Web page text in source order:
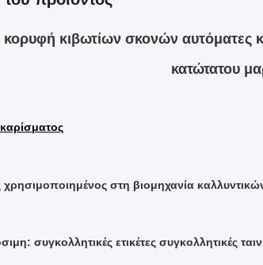
κορυφή κιβωτίων σκονών
κατώτατου
στη βιομηχανία
συγκολλητικές ετικέτες συγκολλητικές